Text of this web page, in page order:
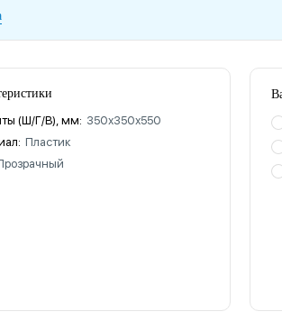
(Ш/Г/В), мм: 350х350х550
Пластик